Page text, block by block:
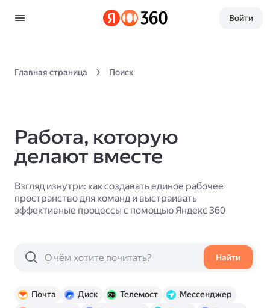
Войти
Главная страница Поиск
Работа, которую
делают вместе
Взгляд изнутри: как создавать единое рабочее
пространство для команд и выстраивать
эффективные процессы с помощью Яндекс 360
Найти
Почта Диск Телемост
Мессенджер